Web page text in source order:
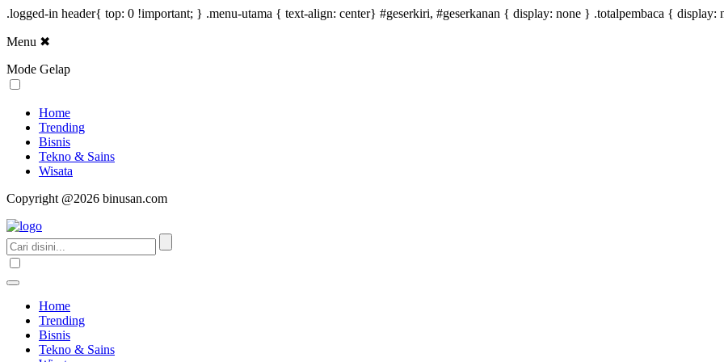
.logged-in header{ top: 0 !important; } .menu-utama { text-align: center} #geserkiri, #geserkanan { display: none } .totalpembaca { display:
Menu ✖
Mode Gelap
Home
Trending
Bisnis
Tekno & Sains
Wisata
Copyright @2026 binusan.com
Home
Trending
Bisnis
Tekno & Sains